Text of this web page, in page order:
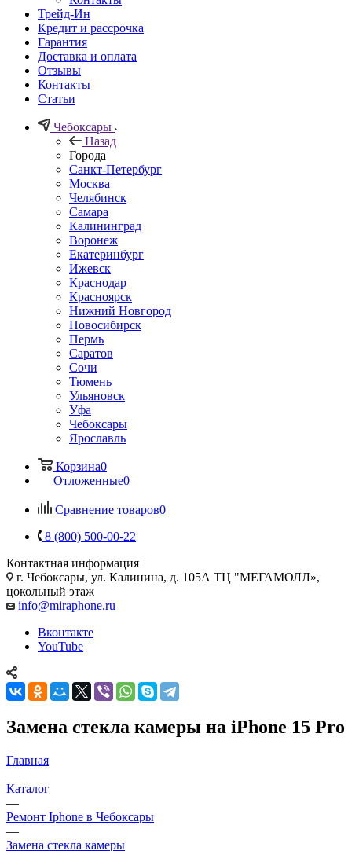
Трейд-Ин
Кредит и рассрочка
Гарантия
Доставка и оплата
Отзывы
Контакты
Статьи
Чебоксары
Назад
Города
Санкт-Петербург
Москва
Челябинск
Самара
Калининград
Воронеж
Екатеринбург
Ижевск
Краснодар
Красноярск
Нижний Новгород
Новосибирск
Пермь
Саратов
Сочи
Тюмень
Ульяновск
Уфа
Чебоксары
Ярославль
Корзина0
Отложенные0
Сравнение товаров0
8 (800) 500-00-22
Контактная информация
г. Чебоксары, ул. Калинина, д. 105А ТЦ "МЕГАМОЛЛ»,
цокольный этаж
info@miraphone.ru
Вконтакте
YouTube
Замена стекла камеры на iPhone 15 Pro
Главная
—
Каталог
—
Ремонт Iphone в Чебоксары
—
Замена стекла камеры